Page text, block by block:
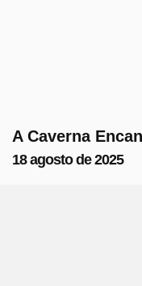
A Caverna
18 agosto de 2025